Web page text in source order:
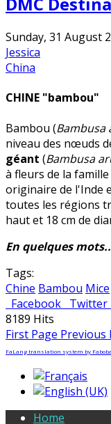
Sunday, 31 August
Jessica
China
CHINE "bambou"
Bambou (Bambusa
niveau des nœuds
géant (Bambusa
à fleurs de la
originaire de l'Inde
toutes les régions
haut et 18 cm de
En quelques
Tags:
Chine Bambou Mice
Facebook Twitter
8189 Hits
First Page Previous
FaLang translation system by Faboba
Home